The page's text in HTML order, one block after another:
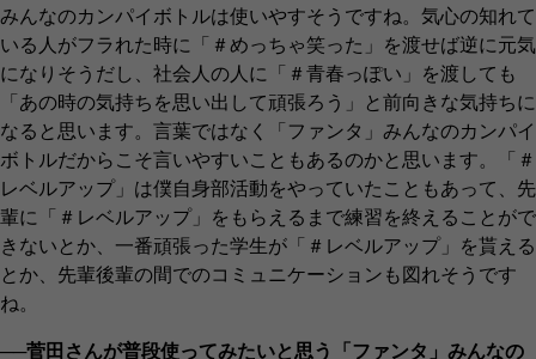
みんなのカンパイボトルは使いやすそうですね。気心の知れて
いる人がフラれた時に「＃めっちゃ笑った」を渡せば逆に元気
になりそうだし、社会人の人に「＃青春っぽい」を渡しても
「あの時の気持ちを思い出して頑張ろう」と前向きな気持ちに
なると思います。言葉ではなく「ファンタ」みんなのカンパイ
ボトルだからこそ言いやすいこともあるのかと思います。「＃
レベルアップ」は僕自身部活動をやっていたこともあって、先
輩に「＃レベルアップ」をもらえるまで練習を終えることがで
きないとか、一番頑張った学生が「＃レベルアップ」を貰える
とか、先輩後輩の間でのコミュニケーションも図れそうです
ね。
──菅田さんが普段使ってみたいと思う「ファンタ」みんなの